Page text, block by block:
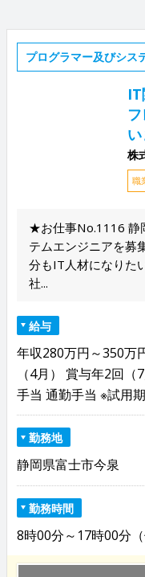
プログラマー及びシス
い
株
職
★お仕事No.1116 静
テムエンジニアを募
分もIT人材になりた
社...
給与
年収280万円～350万
（4月） 賞与年2回
手当 通勤手当 ※試用
勤務地
静岡県富士市今泉
勤務時間
8時00分～17時00分（